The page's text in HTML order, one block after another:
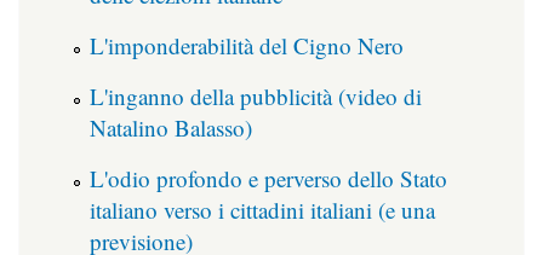
L'imponderabilità del Cigno Nero
L'inganno della pubblicità (video di
Natalino Balasso)
L'odio profondo e perverso dello Stato
italiano verso i cittadini italiani (e una
previsione)